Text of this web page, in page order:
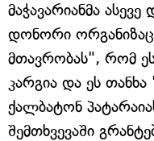
მაჭავარიანმა
დონორი
მთავრობას", რომ
კარგია და ეს
ქალბატონ
შემთხვევაში